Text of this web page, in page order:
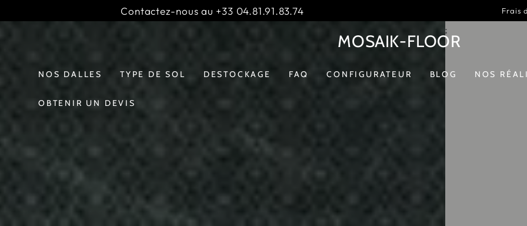
Contactez-nous au +33 04.81.91.83.74 Frais
MOSAIK-FLOOR
NOS DALLES TYPE DE SOL DESTOCKAGE FAQ CONFIGURATEUR BLOG NOS
OBTENIR UN DEVIS